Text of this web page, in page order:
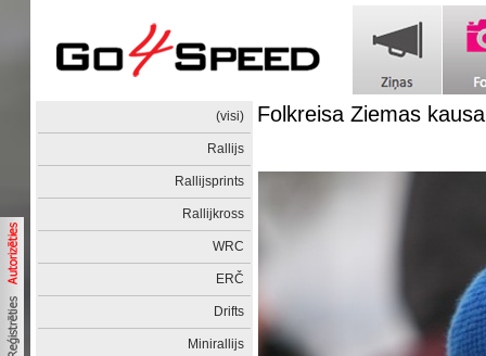
(visi)
Rallijs
Rallijsprints
Rallijkross
WRC
ERČ
Drifts
Minirallijs
Folkreisa Ziemas